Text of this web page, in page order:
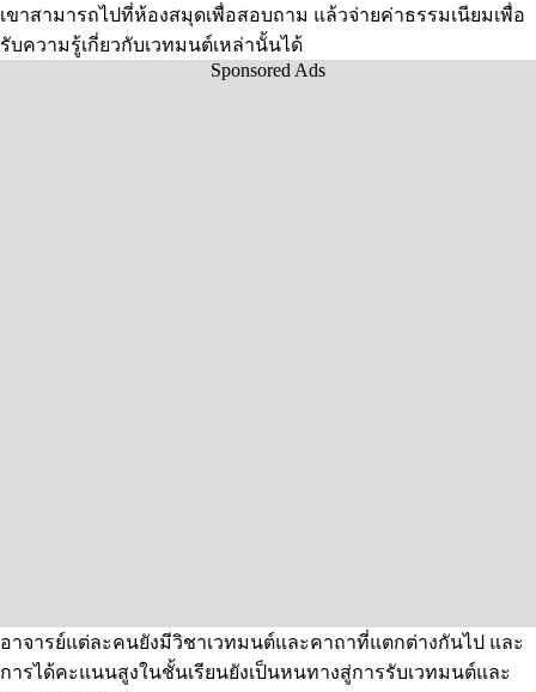
เขาสามารถไปที่ห้องสมุดเพื่อสอบถาม แล้วจ่ายค่าธรรมเนียมเพื่อ
รับความรู้เกี่ยวกับเวทมนต์เหล่านั้นได้
Sponsored Ads
อาจารย์แต่ละคนยังมีวิชาเวทมนต์และคาถาที่แตกต่างกันไป และ
การได้คะแนนสูงในชั้นเรียนยังเป็นหนทางสู่การรับเวทมนต์และ